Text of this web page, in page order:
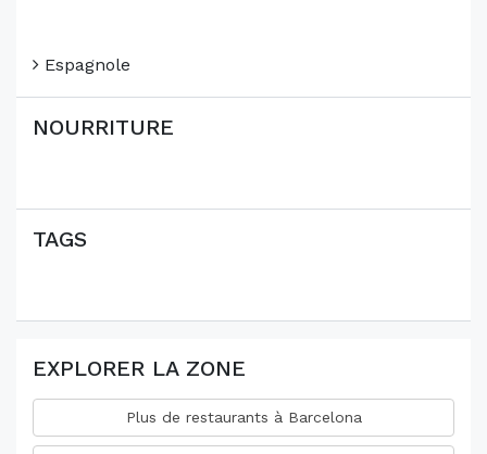
Espagnole
NOURRITURE
TAGS
EXPLORER LA ZONE
Plus de restaurants à Barcelona